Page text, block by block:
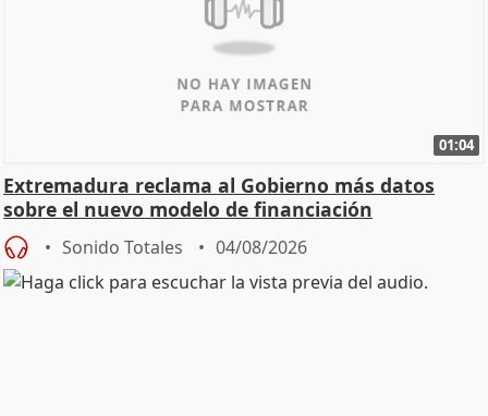
01:04
Extremadura reclama al Gobierno más datos
sobre el nuevo modelo de financiación
Sonido Totales 04/08/2026